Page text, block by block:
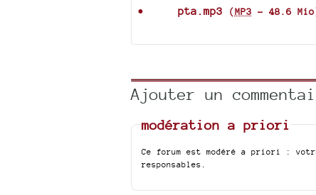
pta.mp3 (MP3 - 48.6 Mio
Ajouter un
modération a priori
Ce forum est modéré a priori :
responsables.